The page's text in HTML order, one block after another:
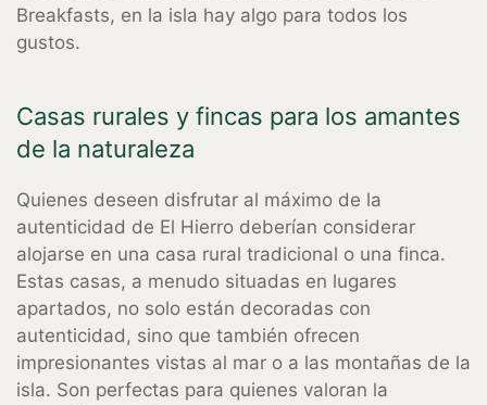
Breakfasts, en la isla hay algo para todos los
gustos.
Casas rurales y fincas para los amantes
de la naturaleza
Quienes deseen disfrutar al máximo de la
autenticidad de El Hierro deberían considerar
alojarse en una casa rural tradicional o una finca.
Estas casas, a menudo situadas en lugares
apartados, no solo están decoradas con
autenticidad, sino que también ofrecen
impresionantes vistas al mar o a las montañas de la
isla. Son perfectas para quienes valoran la